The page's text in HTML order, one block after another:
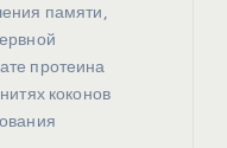
памяти,
протеина
коконов